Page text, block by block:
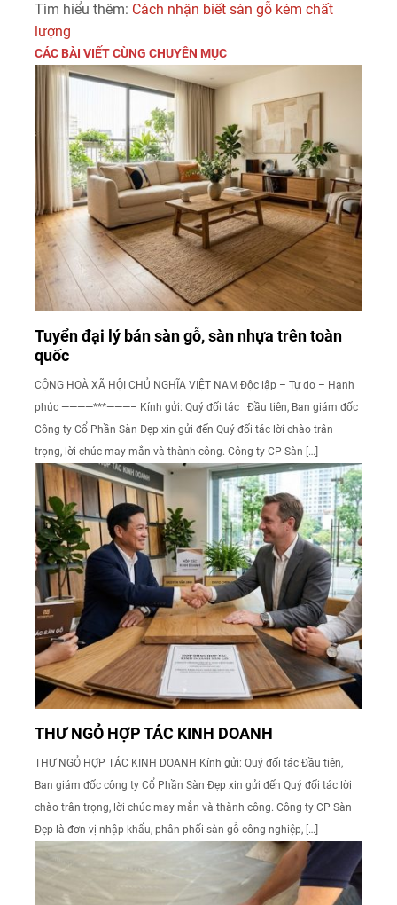
Tìm hiểu thêm: Cách nhận biết sàn gỗ kém chất
lượng
CÁC BÀI VIẾT CÙNG CHUYÊN MỤC
Tuyển đại lý bán sàn gỗ, sàn nhựa trên toàn
quốc
CỘNG HOÀ XÃ HỘI CHỦ NGHĨA VIỆT NAM Độc lập – Tự do – Hạnh
phúc ————***———– Kính gửi: Quý đối tác Đầu tiên, Ban giám đốc
Công ty Cổ Phần Sàn Đẹp xin gửi đến Quý đối tác lời chào trân
trọng, lời chúc may mắn và thành công. Công ty CP Sàn […]
THƯ NGỎ HỢP TÁC KINH DOANH
THƯ NGỎ HỢP TÁC KINH DOANH Kính gửi: Quý đối tác Đầu tiên,
Ban giám đốc công ty Cổ Phần Sàn Đẹp xin gửi đến Quý đối tác lời
chào trân trọng, lời chúc may mắn và thành công. Công ty CP Sàn
Đẹp là đơn vị nhập khẩu, phân phối sàn gỗ công nghiệp, […]